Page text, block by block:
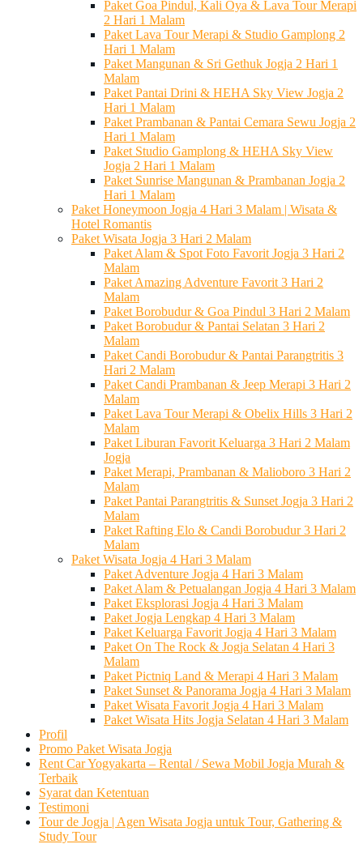
Paket Goa Pindul, Kali Oya & Lava Tour Merapi
2 Hari 1 Malam
Paket Lava Tour Merapi & Studio Gamplong 2
Hari 1 Malam
Paket Mangunan & Sri Gethuk Jogja 2 Hari 1
Malam
Paket Pantai Drini & HEHA Sky View Jogja 2
Hari 1 Malam
Paket Prambanan & Pantai Cemara Sewu Jogja 2
Hari 1 Malam
Paket Studio Gamplong & HEHA Sky View
Jogja 2 Hari 1 Malam
Paket Sunrise Mangunan & Prambanan Jogja 2
Hari 1 Malam
Paket Honeymoon Jogja 4 Hari 3 Malam | Wisata &
Hotel Romantis
Paket Wisata Jogja 3 Hari 2 Malam
Paket Alam & Spot Foto Favorit Jogja 3 Hari 2
Malam
Paket Amazing Adventure Favorit 3 Hari 2
Malam
Paket Borobudur & Goa Pindul 3 Hari 2 Malam
Paket Borobudur & Pantai Selatan 3 Hari 2
Malam
Paket Candi Borobudur & Pantai Parangtritis 3
Hari 2 Malam
Paket Candi Prambanan & Jeep Merapi 3 Hari 2
Malam
Paket Lava Tour Merapi & Obelix Hills 3 Hari 2
Malam
Paket Liburan Favorit Keluarga 3 Hari 2 Malam
Jogja
Paket Merapi, Prambanan & Malioboro 3 Hari 2
Malam
Paket Pantai Parangtritis & Sunset Jogja 3 Hari 2
Malam
Paket Rafting Elo & Candi Borobudur 3 Hari 2
Malam
Paket Wisata Jogja 4 Hari 3 Malam
Paket Adventure Jogja 4 Hari 3 Malam
Paket Alam & Petualangan Jogja 4 Hari 3 Malam
Paket Eksplorasi Jogja 4 Hari 3 Malam
Paket Jogja Lengkap 4 Hari 3 Malam
Paket Keluarga Favorit Jogja 4 Hari 3 Malam
Paket On The Rock & Jogja Selatan 4 Hari 3
Malam
Paket Pictniq Land & Merapi 4 Hari 3 Malam
Paket Sunset & Panorama Jogja 4 Hari 3 Malam
Paket Wisata Favorit Jogja 4 Hari 3 Malam
Paket Wisata Hits Jogja Selatan 4 Hari 3 Malam
Profil
Promo Paket Wisata Jogja
Rent Car Yogyakarta – Rental / Sewa Mobil Jogja Murah &
Terbaik
Syarat dan Ketentuan
Testimoni
Tour de Jogja | Agen Wisata Jogja untuk Tour, Gathering &
Study Tour